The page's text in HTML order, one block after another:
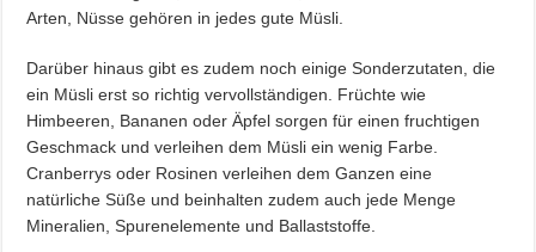
Arten, Nüsse gehören in jedes gute Müsli.
Darüber hinaus gibt es zudem noch einige Sonderzutaten, die
ein Müsli erst so richtig vervollständigen. Früchte wie
Himbeeren, Bananen oder Äpfel sorgen für einen fruchtigen
Geschmack und verleihen dem Müsli ein wenig Farbe.
Cranberrys oder Rosinen verleihen dem Ganzen eine
natürliche Süße und beinhalten zudem auch jede Menge
Mineralien, Spurenelemente und Ballaststoffe.